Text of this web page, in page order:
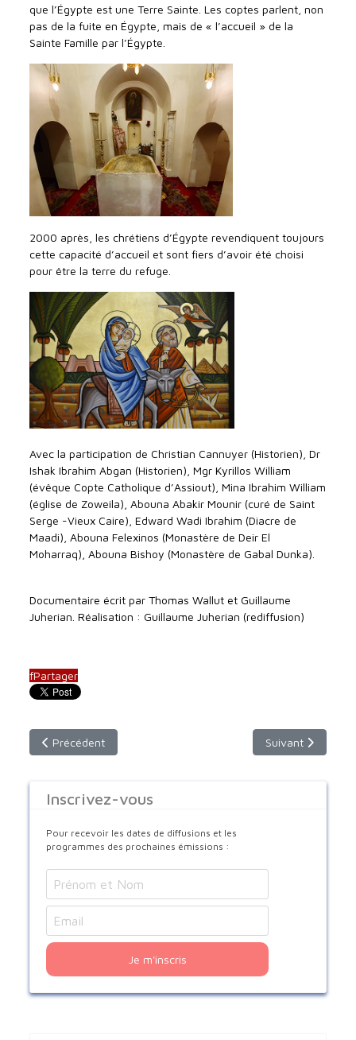
que l’Égypte est une Terre Sainte. Les coptes parlent, non
pas de la fuite en Égypte, mais de « l’accueil » de la
Sainte Famille par l’Égypte.
2000 après, les chrétiens d’Égypte revendiquent toujours
cette capacité d’accueil et sont fiers d’avoir été choisi
pour être la terre du refuge.
Avec la participation de Christian Cannuyer (Historien), Dr
Ishak Ibrahim Abgan (Historien), Mgr Kyrillos William
(évêque Copte Catholique d’Assiout), Mina Ibrahim William
(église de Zoweila), Abouna Abakir Mounir (curé de Saint
Serge -Vieux Caire), Edward Wadi Ibrahim (Diacre de
Maadi), Abouna Felexinos (Monastère de Deir El
Moharraq), Abouna Bishoy (Monastère de Gabal Dunka).
Documentaire écrit par Thomas Wallut et Guillaume
Juherian. Réalisation : Guillaume Juherian (rediffusion)
fPartager
Article précédent : Dimanche 20 juillet - 9h30 - F2
Précédent Article suivant :
Suivant
Inscrivez-vous
Pour recevoir les dates de diffusions et les
programmes des prochaines émissions :
Je m'inscris